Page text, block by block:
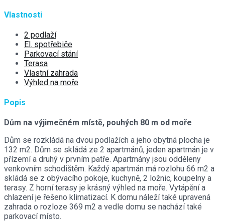
Vlastnosti
2 podlaží
El. spotřebiče
Parkovací stání
Terasa
Vlastní zahrada
Výhled na moře
Popis
Dům na výjimečném místě, pouhých 80 m od moře
Dům se rozkládá na dvou podlažích a jeho obytná plocha je
132 m2. Dům se skládá ze 2 apartmánů, jeden apartmán je v
přízemí a druhý v prvním patře. Apartmány jsou odděleny
venkovním schodištěm. Každý apartmán má rozlohu 66 m2 a
skládá se z obývacího pokoje, kuchyně, 2 ložnic, koupelny a
terasy. Z horní terasy je krásný výhled na moře. Vytápění a
chlazení je řešeno klimatizací. K domu náleží také upravená
zahrada o rozloze 369 m2 a vedle domu se nachází také
parkovací místo.